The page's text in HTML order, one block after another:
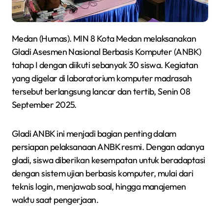
Medan (Humas). MIN 8 Kota Medan melaksanakan
Gladi Asesmen Nasional Berbasis Komputer (ANBK)
tahap I dengan diikuti sebanyak 30 siswa. Kegiatan
yang digelar di laboratorium komputer madrasah
tersebut berlangsung lancar dan tertib, Senin 08
September 2025.
Gladi ANBK ini menjadi bagian penting dalam
persiapan pelaksanaan ANBK resmi. Dengan adanya
gladi, siswa diberikan kesempatan untuk beradaptasi
dengan sistem ujian berbasis komputer, mulai dari
teknis login, menjawab soal, hingga manajemen
waktu saat pengerjaan.